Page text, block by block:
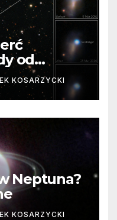
od
Niezwykle
KOSARZYCKI
Neptuna?
KOSARZYCKI